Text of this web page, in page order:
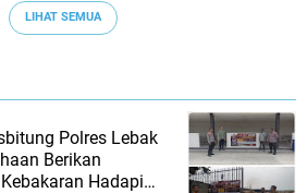
LIHAT SEMUA
Polres Lebak
Berikan
Hadapi